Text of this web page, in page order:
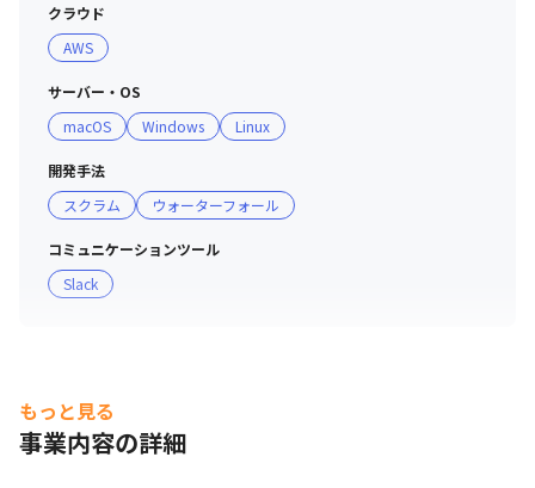
・週のうち、どのタイミングでリモートワークをするかは
柔軟に選択可能です
クラウド
AWS
サーバー・OS
macOS
Windows Linux
開発手法
スクラム
ウォーターフォール
コミュニケーションツール
Slack
もっと見る
事業内容の詳細